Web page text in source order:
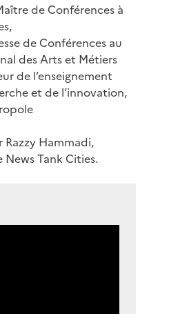
de Conférences à
de Conférences au
des Arts et Métiers
de l’enseignement
et de l’innovation,
Hammadi,
Tank Cities.